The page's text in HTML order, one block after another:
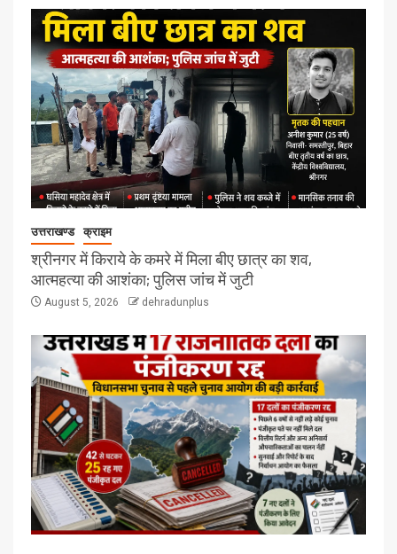
उत्तराखण्ड क्राइम
श्रीनगर में किराये के कमरे में मिला बीए छात्र का शव,
आत्महत्या की आशंका; पुलिस जांच में जुटी
August 5, 2026 dehradunplus